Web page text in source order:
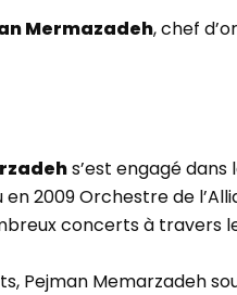
Mermazadeh, chef
s’est engagé
en 2009 Orchestre de
concerts à travers
Pejman Memarzadeh